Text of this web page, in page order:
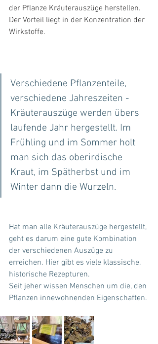
der Pflanze Kräuterauszüge herstellen.
Der Vorteil liegt in der Konzentration der
Wirkstoffe.
Verschiedene Pflanzenteile,
verschiedene Jahreszeiten -
Kräuterauszüge werden übers
laufende Jahr hergestellt. Im
Frühling und im Sommer holt
man sich das oberirdische
Kraut, im Spätherbst und im
Winter dann die Wurzeln.
Hat man alle Kräuterauszüge hergestellt,
geht es darum eine gute Kombination
der verschiedenen Auszüge zu
erreichen. Hier gibt es viele klassische,
historische Rezepturen.
Seit jeher wissen Menschen um die, den
Pflanzen innewohnenden Eigenschaften.